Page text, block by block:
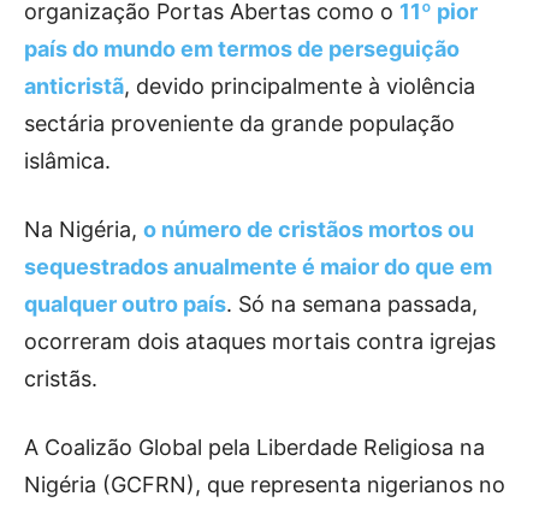
organização Portas Abertas como o 11º pior
país do mundo em termos de perseguição
anticristã, devido principalmente à violência
sectária proveniente da grande população
islâmica.
Na Nigéria, o número de cristãos mortos ou
sequestrados anualmente é maior do que em
qualquer outro país. Só na semana passada,
ocorreram dois ataques mortais contra igrejas
cristãs.
A Coalizão Global pela Liberdade Religiosa na
Nigéria (GCFRN), que representa nigerianos no